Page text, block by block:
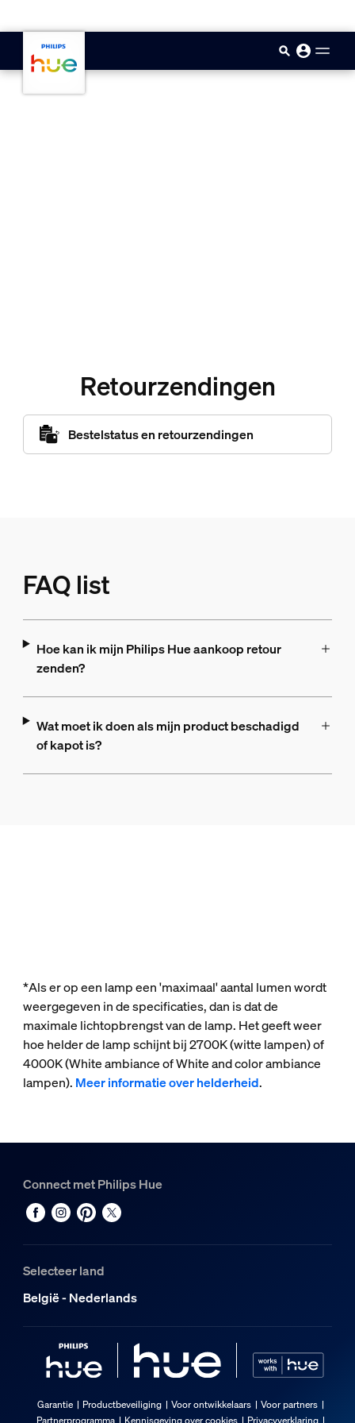
Retourzendingen
Bestelstatus en retourzendingen
FAQ list
Hoe kan ik mijn Philips Hue aankoop retour
zenden?
Wat moet ik doen als mijn product beschadigd
of kapot is?
*Als er op een lamp een 'maximaal' aantal lumen wordt
weergegeven in de specificaties, dan is dat de
maximale lichtopbrengst van de lamp. Het geeft weer
hoe helder de lamp schijnt bij 2700K (witte lampen) of
4000K (White ambiance of White and color ambiance
lampen). Meer informatie over helderheid.
Connect met Philips Hue
Selecteer land
België - Nederlands
Garantie Productbeveiliging Voor ontwikkelaars
Voor partners
Partnerprogramma
Kennisgeving over cookies Privacyverklaring